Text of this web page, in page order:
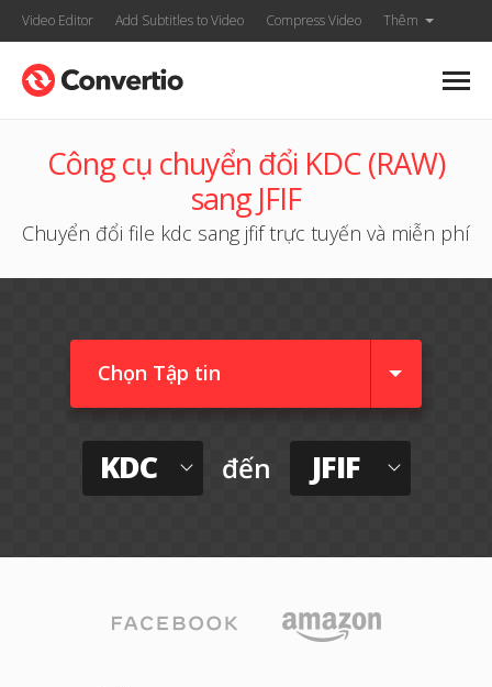
Video Editor Add Subtitles to Video Compress Video Thêm
Công cụ chuyển đổi KDC (RAW)
sang JFIF
Chuyển đổi file kdc sang jfif trực tuyến và miễn phí
Chọn Tập tin
KDC đến JFIF